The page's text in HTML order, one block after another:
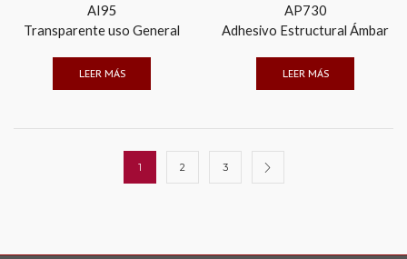
AI95
Transparente uso General
LEER MÁS
AP730
Adhesivo Estructural Ámbar
LEER MÁS
1 2 3